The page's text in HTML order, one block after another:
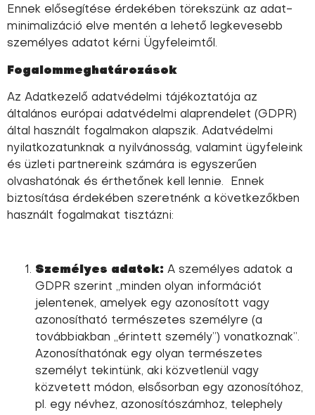
Ennek elősegítése érdekében törekszünk az adat-
minimalizáció elve mentén a lehető legkevesebb
személyes adatot kérni Ügyfeleimtől.
Fogalommeghatározások
Az Adatkezelő adatvédelmi tájékoztatója az
általános európai adatvédelmi alaprendelet (GDPR)
által használt fogalmakon alapszik. Adatvédelmi
nyilatkozatunknak a nyilvánosság, valamint ügyfeleink
és üzleti partnereink számára is egyszerűen
olvashatónak és érthetőnek kell lennie. Ennek
biztosítása érdekében szeretnénk a következőkben
használt fogalmakat tisztázni:
Személyes adatok: A személyes adatok a
GDPR szerint „minden olyan információt
jelentenek, amelyek egy azonosított vagy
azonosítható természetes személyre (a
továbbiakban „érintett személy”) vonatkoznak”.
Azonosíthatónak egy olyan természetes
személyt tekintünk, aki közvetlenül vagy
közvetett módon, elsősorban egy azonosítóhoz,
pl. egy névhez, azonosítószámhoz, telephely